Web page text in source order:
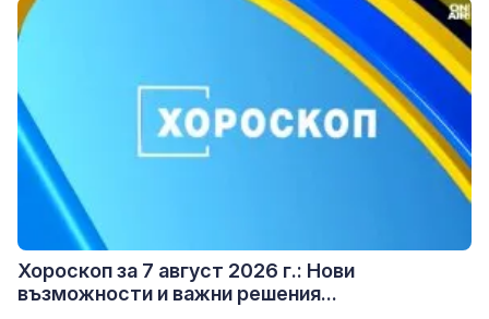
Хороскоп за 7 август 2026 г.: Нови
възможности и важни решения...